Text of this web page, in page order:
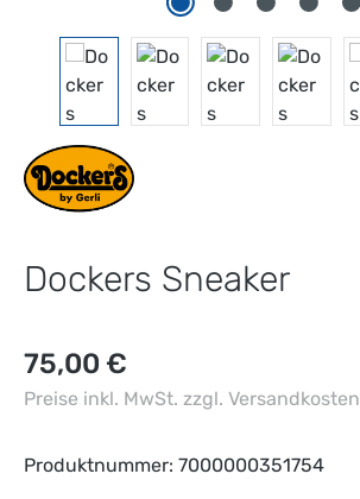
Dockers Sneaker
Regulärer Preis:
75,00 €
Preise inkl. MwSt. zzgl. Versandkosten
Produktnummer: 7000000351754